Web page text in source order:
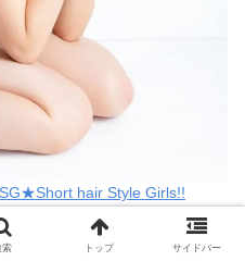
hair Style Girls!!
索 トップ サイドバー